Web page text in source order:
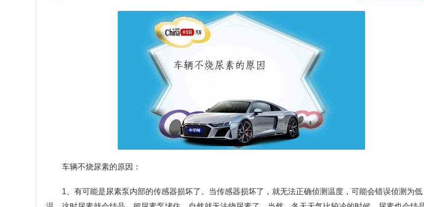
车辆不烧尿素的原因：
1、有可能是尿素泵内部的传感器损坏了。当传感器损坏了，就无法正确侦测温度，可能会错误侦测为低